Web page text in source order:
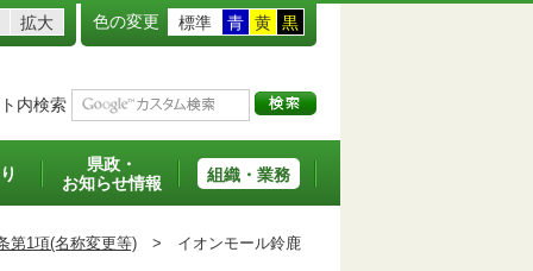
拡大 色の変更 標準 青 黄 黒
内検索
県政・
お知らせ情報
組織・業務
第1項(名称変更等) > イオンモール鈴鹿